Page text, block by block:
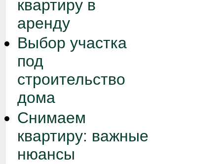
квартиру в
аренду
Выбор участка
под
строительство
дома
Снимаем
квартиру: важные
нюансы